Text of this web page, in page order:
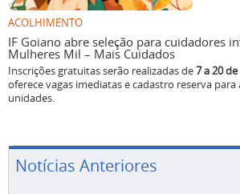
ACOLHIMENTO
IF Goiano abre seleção para cuidadores
Mulheres Mil – Mais Cuidados
Inscrições gratuitas serão realizadas de7 a 20
oferece vagas imediatas e cadastro reserva para
unidades.
Notícias Anteriores